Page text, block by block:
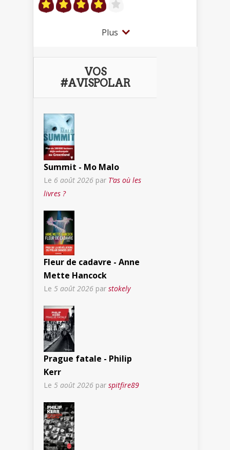
Plus
VOS
#AVISPOLAR
Summit - Mo Malo
Le 6 août 2026 par T’as où les
livres ?
Fleur de cadavre - Anne
Mette Hancock
Le 5 août 2026 par stokely
Prague fatale - Philip
Kerr
Le 5 août 2026 par spitfire89